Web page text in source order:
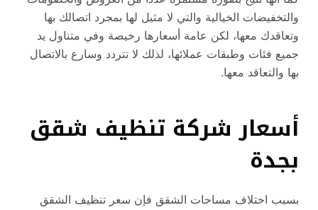
والتخفيضات الخيالية والتي لا مثيل لها بمجرد اتصالك بها
وتعاقدك معها، لكن عامة أسعارها رخيصة وفي متناول يد
جميع فئات وطبقات عملائها، لذلك لا تتردد وسارع بالاتصال
بها والتعاقد معها.
أسعار شركة تنظيف شقق
بجدة
بسبب اختلاف مساحات الشقق فإن سعر تنظيف الشقق